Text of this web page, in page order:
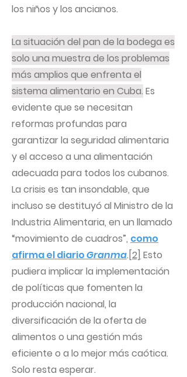
los niños y los ancianos.
La situación del pan de la bodega es
solo una muestra de los problemas
más amplios que enfrenta el
sistema alimentario en Cuba. Es
evidente que se necesitan
reformas profundas para
garantizar la seguridad alimentaria
y el acceso a una alimentación
adecuada para todos los cubanos.
La crisis es tan insondable, que
incluso se destituyó al Ministro de la
Industria Alimentaria, en un llamado
“movimiento de cuadros”, como
afirma el diarioGranma.[2] Esto
pudiera implicar la implementación
de políticas que fomenten la
producción nacional, la
diversificación de la oferta de
alimentos o una gestión más
eficiente o a lo mejor más caótica.
Solo resta esperar.